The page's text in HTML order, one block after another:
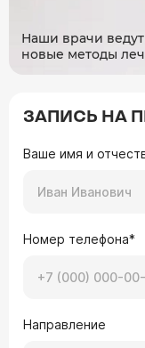
Наши врачи
новые методы
ЗАПИСЬ НА
Ваше имя и
Номер телефона*
Направление